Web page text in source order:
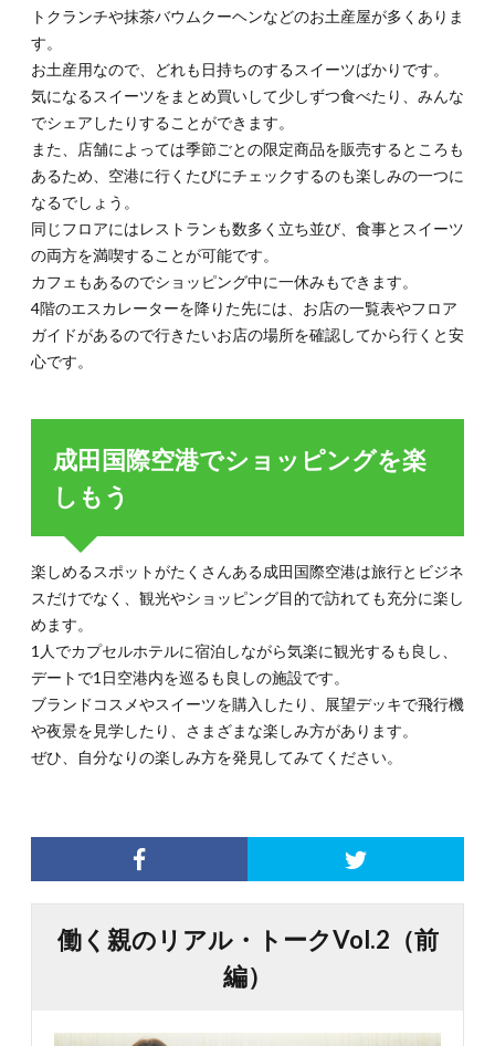
トクランチや抹茶バウムクーヘンなどのお土産屋が多くありま
す。
お土産用なので、どれも日持ちのするスイーツばかりです。
気になるスイーツをまとめ買いして少しずつ食べたり、みんな
でシェアしたりすることができます。
また、店舗によっては季節ごとの限定商品を販売するところも
あるため、空港に行くたびにチェックするのも楽しみの一つに
なるでしょう。
同じフロアにはレストランも数多く立ち並び、食事とスイーツ
の両方を満喫することが可能です。
カフェもあるのでショッピング中に一休みもできます。
4階のエスカレーターを降りた先には、お店の一覧表やフロア
ガイドがあるので行きたいお店の場所を確認してから行くと安
心です。
成田国際空港でショッピングを楽
しもう
楽しめるスポットがたくさんある成田国際空港は旅行とビジネ
スだけでなく、観光やショッピング目的で訪れても充分に楽し
めます。
1人でカプセルホテルに宿泊しながら気楽に観光するも良し、
デートで1日空港内を巡るも良しの施設です。
ブランドコスメやスイーツを購入したり、展望デッキで飛行機
や夜景を見学したり、さまざまな楽しみ方があります。
ぜひ、自分なりの楽しみ方を発見してみてください。
働く親のリアル・トークVol.2（前
編）